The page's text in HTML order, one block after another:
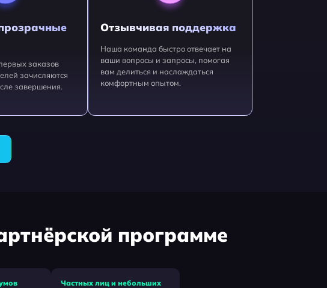
заказов
зачисляются
завершения.
Отзывчивая поддержка
Наша команда быстро отвечает на
ваши вопросы и запросы, помогая
вам делиться и наслаждаться
комфортным опытом.
программе
Частных лиц и небольших